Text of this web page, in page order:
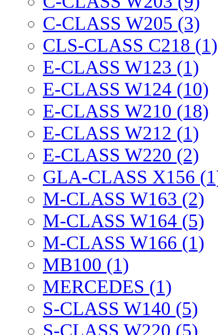
C-CLASS W205 (3)
CLS-CLASS C218 (1)
E-CLASS W123 (1)
E-CLASS W124 (10)
E-CLASS W210 (18)
E-CLASS W212 (1)
E-CLASS W220 (2)
GLA-CLASS X156
M-CLASS W163 (2)
M-CLASS W164 (5)
M-CLASS W166 (1)
MB100 (1)
MERCEDES (1)
S-CLASS W140 (5)
S-CLASS W220 (5)